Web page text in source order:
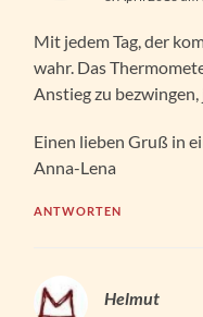
Mit jedem Tag, der
wahr. Das
Anstieg zu bezwingen,
Einen lieben Gruß in
Anna-Lena
ANTWORTEN
Helmut